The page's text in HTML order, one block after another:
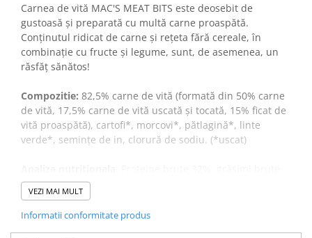
Carnea de vită MAC'S MEAT BITS este deosebit de
gustoasă și preparată cu multă carne proaspătă.
Conținutul ridicat de carne și rețeta fără cereale, în
combinație cu fructe și legume, sunt, de asemenea, un
răsfăț sănătos!
Compozitie: 82,5% carne de vită (formată din 50% carne
de vită, 17,5% carne de vită uscată și tocată, 15% ficat de
vită proaspătă), cartofi*, morcovi*, pătlagină*, linte
verde*, semințe de in, clorură de sodiu. (*uscat)
11%, cenușă brută 13,3%, fibre brute 1,5%, umiditate
25%, Omega-3 0,35%, Omega-6 0,8%
VEZI MAI MULT
Informatii conformitate produs